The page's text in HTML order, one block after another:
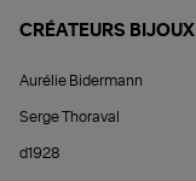
CRÉATEURS BIJOUX
Aurélie Bidermann
Serge Thoraval
d1928